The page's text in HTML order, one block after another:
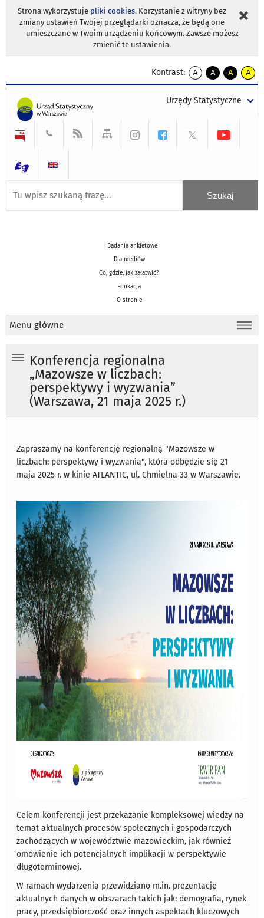
Strona wykorzystuje pliki cookies. Korzystanie z witryny bez
zmiany ustawień Twojej przeglądarki oznacza, że będą one
umieszczane w Twoim urządzeniu końcowym. Zawsze możesz
zmienić te ustawienia.
Kontrast:
A
kontrast
A
kontrast
tekst
czarnym
A
kontrast
tekst
czarnym
A
tekst
żółtym
Urzędy Statystyczne
Badania ankietowe
Dla mediów
Co, gdzie, jak załatwić?
Edukacja
O stronie
Menu główne
Konferencja regionalna
„Mazowsze w liczbach:
perspektywy i wyzwania”
(Warszawa, 21 maja 2025 r.)
Zapraszamy na konferencję regionalną "Mazowsze w
liczbach: perspektywy i wyzwania", która odbędzie się 21
maja 2025 r. w kinieATLANTIC, ul. Chmielna 33 w Warszawie.
Celem konferencji jest przekazanie kompleksowej wiedzy na
temat aktualnych procesów społecznych i gospodarczych
zachodzących w województwie mazowieckim, jak również
omówienie ich potencjalnych implikacji w perspektywie
długoterminowej.
W ramach wydarzenia przewidziano m.in. prezentację
aktualnych danych w obszarach takich jak: demografia, rynek
pracy, przedsiębiorczość oraz innych aspektach kluczowych